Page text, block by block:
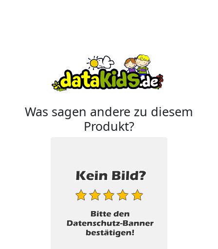
Was sagen andere zu diesem
Produkt?